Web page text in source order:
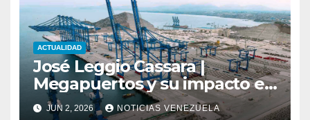
ACTUALIDAD
José Leggio Cassara |
Megapuertos y su impacto en
el turismo y el comercio
JUN 2, 2026 NOTICIAS VENEZUELA